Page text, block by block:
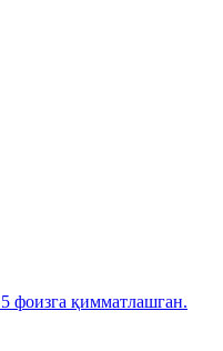
фоизга қимматлашган.